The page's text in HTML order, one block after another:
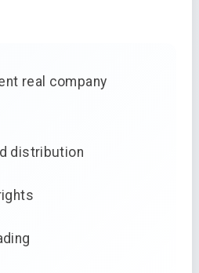
real company
distribution